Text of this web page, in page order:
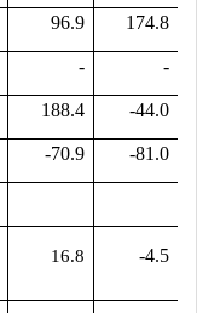
96.9 174.8
- -
188.4 -44.0
-70.9 -81.0
16.8 -4.5